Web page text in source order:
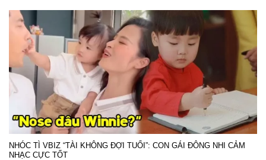
NHÓC TÌ VBIZ “TÀI KHÔNG ĐỢI TUỔI”: CON GÁI ĐÔNG NHI CẢM
NHẠC CỰC TỐT